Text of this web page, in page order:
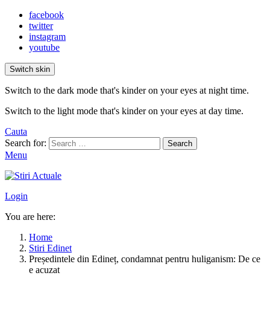
facebook
twitter
instagram
youtube
Switch skin
Switch to the dark mode that's kinder on your eyes at night time.
Switch to the light mode that's kinder on your eyes at day time.
Cauta
Search for:
Search
Menu
Login
You are here:
Home
Stiri Edinet
Președintele din Edineț, condamnat pentru huliganism: De ce
e acuzat